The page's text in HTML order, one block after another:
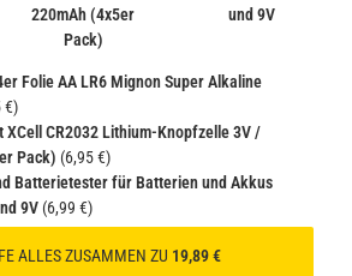
UN3480 Versand
ADR)
1
220mAh (4x5er
Pack)
und 9V
Folie AA LR6 Mignon Super Alkaline
€)
XCell CR2032 Lithium-Knopfzelle 3V /
Pack) (6,95 €)
Batterietester für Batterien und Akkus
9V (6,99 €)
ALLES ZUSAMMEN ZU 19,89 €